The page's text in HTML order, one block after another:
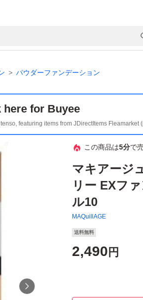
パウダーファンデーション
here for Buyee
featuring items from JDirectItems Fleamarket
この商品は5分で
マキアージ
リー EXフ
ル10
MAQuillAGE
送料無料
2,490 円